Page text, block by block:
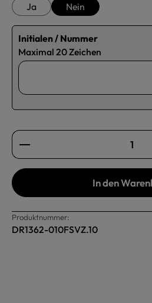
Ja Nein
Initialen / Nummer
Maximal 20 Zeichen
Produkt Anzahl: Gib den
In den
Produktnummer:
DR1362-010FSVZ.10